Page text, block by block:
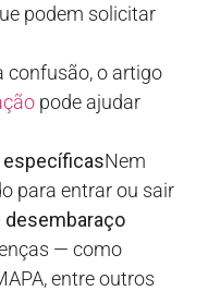
podem solicitar
confusão, o artigo
pode ajudar
Nem
para entrar ou sair
desembaraço
— como
entre outros